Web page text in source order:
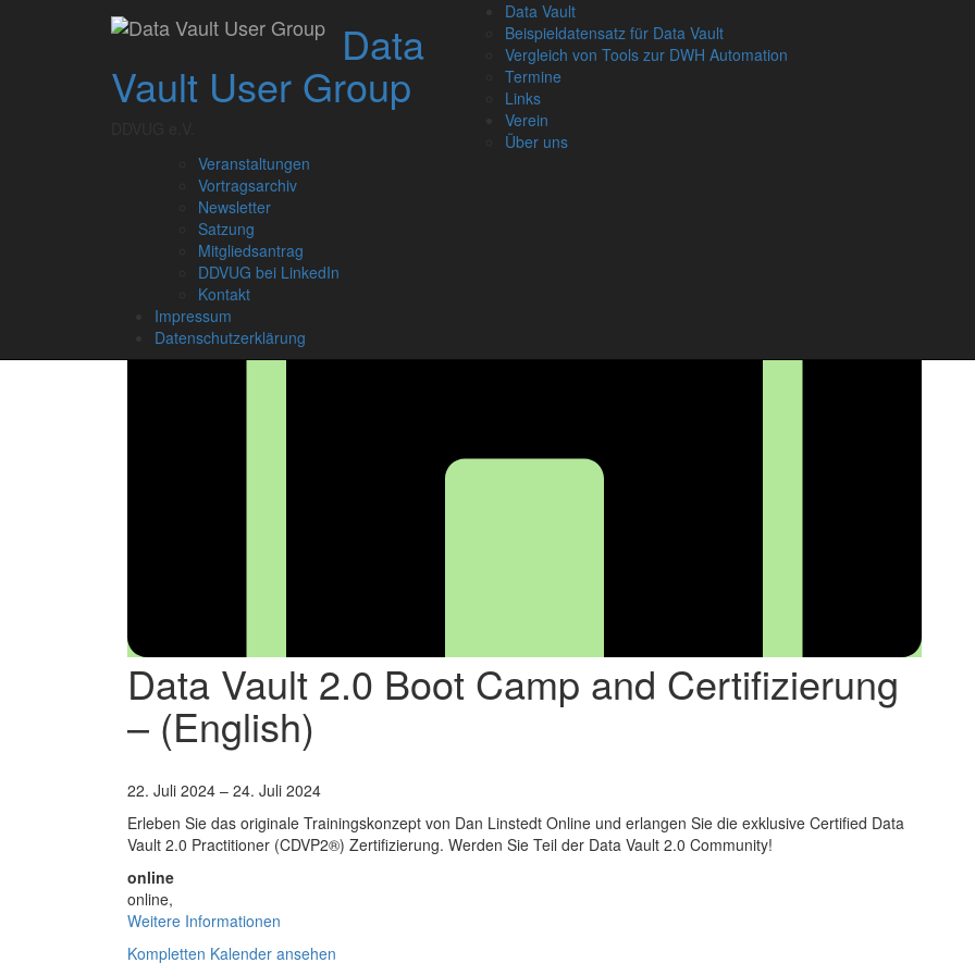
Data
Vault User Group
Data Vault
Beispieldatensatz für Data Vault
Vergleich von Tools zur DWH Automation
Termine
Links
Verein
Über uns
Veranstaltungen
Vortragsarchiv
Newsletter
Satzung
Mitgliedsantrag
DDVUG bei LinkedIn
Kontakt
Impressum
Datenschutzerklärung
Data Vault 2.0 Boot Camp and Certifizierung
– (English)
Data
2.0
Boot
Camp
and
Certifizierung
(English)
22. Juli 2024 – 24. Juli 2024
Erleben Sie das originale Trainingskonzept von Dan Linstedt Online und erlangen Sie die exklusive Certified Data
Vault 2.0 Practitioner (CDVP2®) Zertifizierung. Werden Sie Teil der Data Vault 2.0 Community!
online
online,
Weitere Informationen
Kompletten Kalender ansehen